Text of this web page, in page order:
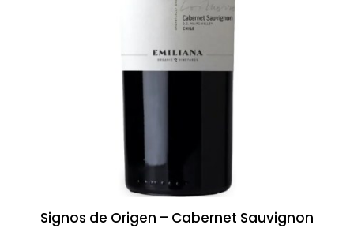
fondus par l’évolution. Finale longue,
élégante, légèrement mentholée. Un
vin de caractère, taillé pour la garde
VOIR LE PRODUIT
Signos de Origen – Cabernet Sauvignon